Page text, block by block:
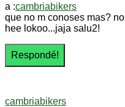
a :cambriabikers
que no m conoses mas?
hee lokoo...jaja salu2!
cambriabikers